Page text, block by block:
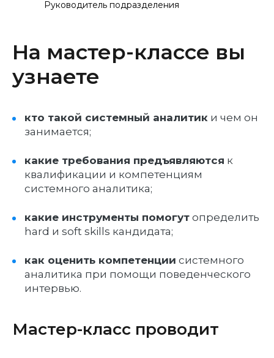
Руководитель подразделения
На мастер-классе вы
узнаете
кто такой системный аналитик и чем он
занимается;
какие требования предъявляются к
квалификации и компетенциям
системного аналитика;
какие инструменты помогут определить
hard и soft skills кандидата;
как оценить компетенции системного
аналитика при помощи поведенческого
интервью.
Мастер-класс проводит